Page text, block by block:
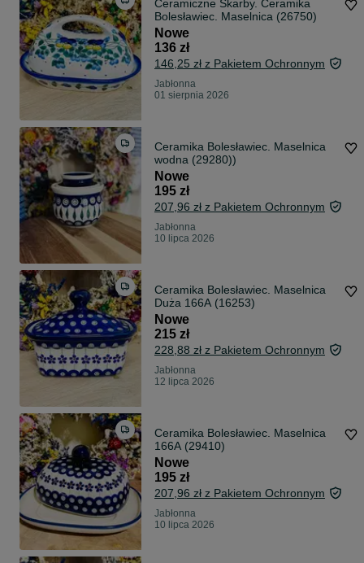
Ceramiczne Skarby. Ceramika
Bolesławiec. Maselnica (26750)
Nowe
136 zł
146,25 zł z Pakietem Ochronnym
Jabłonna
01 sierpnia 2026
Ceramika Bolesławiec. Maselnica
wodna (29280))
Nowe
195 zł
207,96 zł z Pakietem Ochronnym
Jabłonna
10 lipca 2026
Ceramika Bolesławiec. Maselnica
Duża 166A (16253)
Nowe
215 zł
228,88 zł z Pakietem Ochronnym
Jabłonna
12 lipca 2026
Ceramika Bolesławiec. Maselnica
166A (29410)
Nowe
195 zł
207,96 zł z Pakietem Ochronnym
Jabłonna
10 lipca 2026